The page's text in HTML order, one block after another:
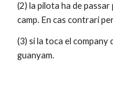
(2) la pilota ha de
camp. En cas contrari
(3) si la toca el company
guanyam.